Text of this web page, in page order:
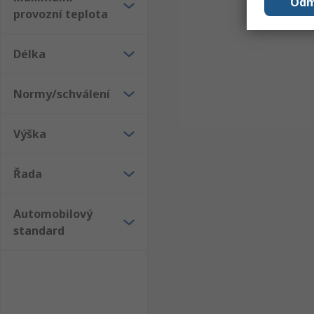
provozní teplota
Délka
Normy/schválení
Výška
Řada
Automobilový
standard